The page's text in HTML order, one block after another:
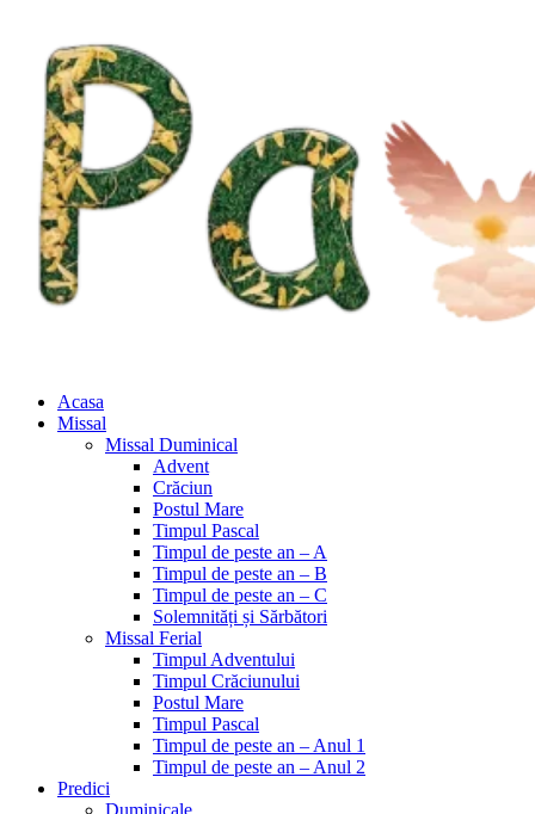
Acasa
Missal
Missal Duminical
Advent
Crăciun
Postul Mare
Timpul Pascal
Timpul de peste an – A
Timpul de peste an – B
Timpul de peste an – C
Solemnități și Sărbători
Missal Ferial
Timpul Adventului
Timpul Crăciunului
Postul Mare
Timpul Pascal
Timpul de peste an – Anul 1
Timpul de peste an – Anul 2
Predici
Duminicale